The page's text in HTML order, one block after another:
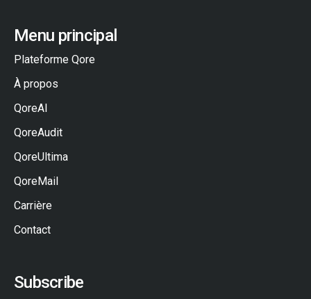
Menu principal
Plateforme Qore
À propos
QoreAI
QoreAudit
QoreUltima
QoreMail
Carrière
Contact
Subscribe